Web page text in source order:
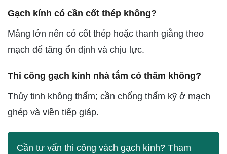
Gạch kính có cần cốt thép không?
Mảng lớn nên có cốt thép hoặc thanh giằng theo
mạch để tăng ổn định và chịu lực.
Thi công gạch kính nhà tắm có thấm không?
Thủy tinh không thấm; cần chống thấm kỹ ở mạch
ghép và viền tiếp giáp.
Cần tư vấn thi công vách gạch kính? Tham